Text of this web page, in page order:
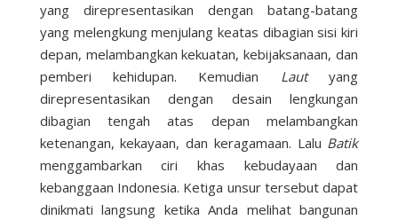
yang direpresentasikan dengan batang-batang
yang melengkung menjulang keatas dibagian sisi kiri
depan, melambangkan kekuatan, kebijaksanaan, dan
pemberi kehidupan. Kemudian Lautyang
direpresentasikan dengan desain lengkungan
dibagian tengah atas depan melambangkan
ketenangan, kekayaan, dan keragamaan. Lalu Batik
menggambarkan ciri khas kebudayaan dan
kebanggaan Indonesia. Ketiga unsur tersebut dapat
dinikmati langsung ketika Anda melihat bangunan